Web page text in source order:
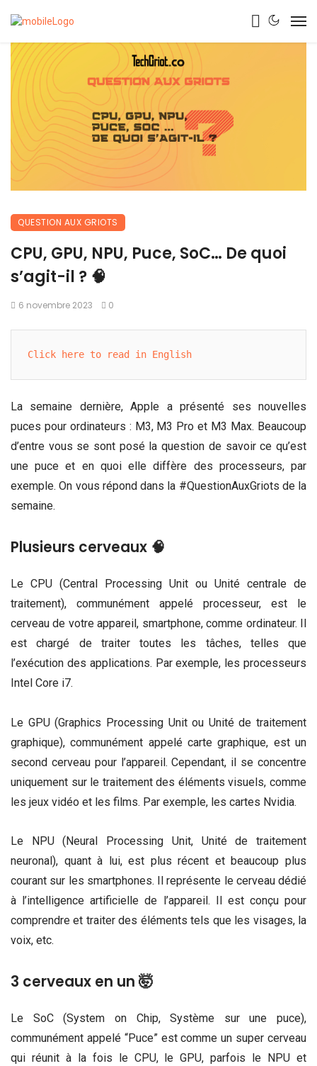
QUESTION AUX GRIOTS
CPU, GPU, NPU, Puce, SoC… De quoi
s’agit-il ? 🧠
6 novembre 2023 0
Click here to read in English
La semaine dernière, Apple a présenté ses nouvelles
puces pour ordinateurs : M3, M3 Pro et M3 Max. Beaucoup
d’entre vous se sont posé la question de savoir ce qu’est
une puce et en quoi elle diffère des processeurs, par
exemple. On vous répond dans la #QuestionAuxGriots de la
semaine.
Plusieurs cerveaux 🧠
Le CPU (Central Processing Unit ou Unité centrale de
traitement), communément appelé processeur, est le
cerveau de votre appareil, smartphone, comme ordinateur. Il
est chargé de traiter toutes les tâches,
telles que
l’exécution des applications. Par exemple, les processeurs
Intel Core i7.
Le GPU (Graphics Processing Unit ou Unité de traitement
graphique), communément appelé carte graphique, est un
second cerveau pour l’appareil. Cependant, il se concentre
uniquement sur le traitement des éléments visuels, comme
les jeux vidéo et les films. Par exemple, les cartes Nvidia.
Le NPU (Neural Processing Unit, Unité de traitement
neuronal), quant à lui, est plus récent et beaucoup plus
courant sur les smartphones. Il représente le cerveau dédié
à l’intelligence artificielle de l’appareil. Il est conçu pour
comprendre et traiter des éléments tels que les visages, la
voix, etc.
3 cerveaux en un 🤯
Le SoC (System on Chip, Système sur une puce),
communément appelé “Puce” est comme un super cerveau
qui réunit à la fois le CPU, le GPU, parfois le NPU et